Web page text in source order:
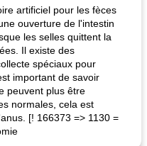
méga's jopp joes
artificiel pour les fèces
ouverture de l'intestin
les selles quittent la
Il existe des
spéciaux pour
important de savoir
peuvent plus être
normales, cela est
[! 166373 => 1130 =